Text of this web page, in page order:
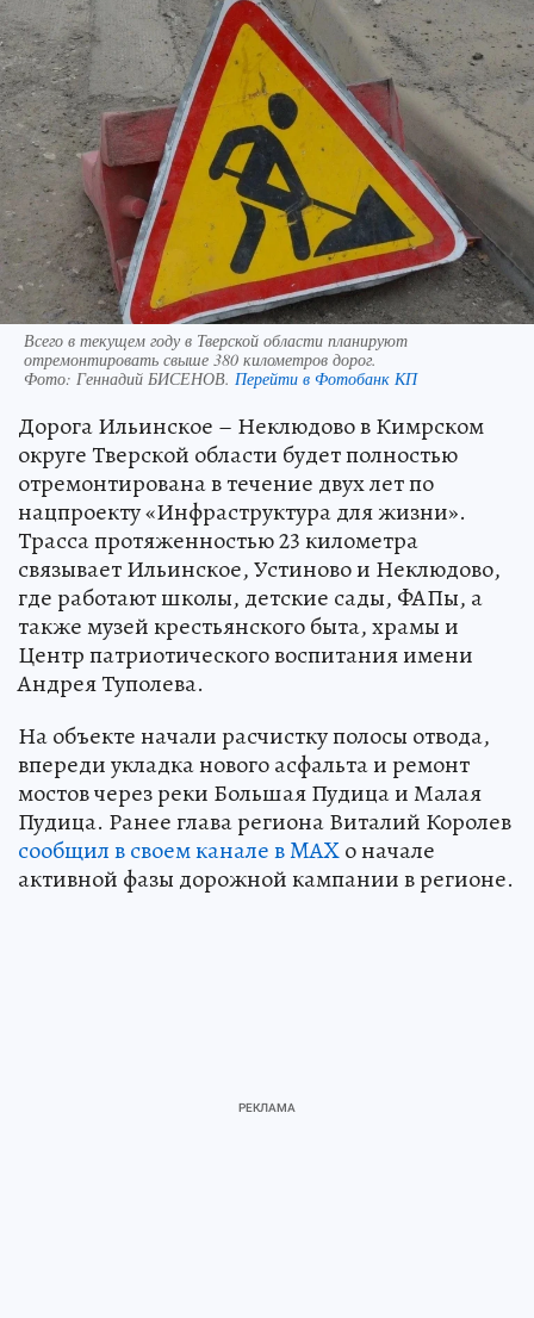
Всего в текущем году в Тверской области планируют
отремонтировать свыше 380 километров дорог.
Фото: Геннадий БИСЕНОВ. Перейти в Фотобанк КП
Дорога Ильинское – Неклюдово в Кимрском
округе Тверской области будет полностью
отремонтирована в течение двух лет по
нацпроекту «Инфраструктура для жизни».
Трасса протяженностью 23 километра
связывает Ильинское, Устиново и Неклюдово,
где работают школы, детские сады, ФАПы, а
также музей крестьянского быта, храмы и
Центр патриотического воспитания имени
Андрея Туполева.
На объекте начали расчистку полосы отвода,
впереди укладка нового асфальта и ремонт
мостов через реки Большая Пудица и Малая
Пудица. Ранее глава региона Виталий Королев
сообщил в своем канале в MAXо начале
активной фазы дорожной кампании в регионе.